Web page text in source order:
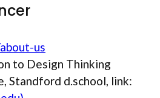
us
to Design Thinking
Standford d.school, link: